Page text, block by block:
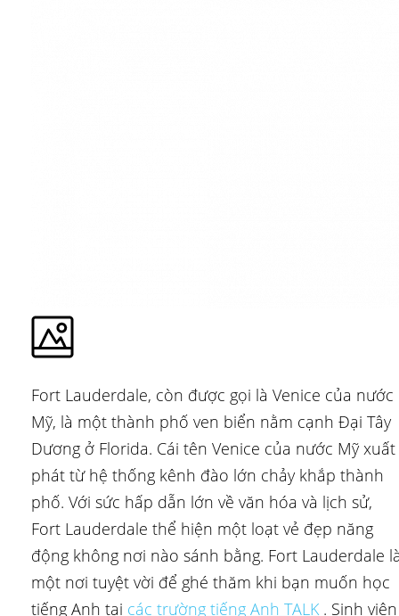
Fort Lauderdale, còn được gọi là Venice của nước
Mỹ, là một thành phố ven biển nằm cạnh Đại Tây
Dương ở Florida. Cái tên Venice của nước Mỹ xuất
phát từ hệ thống kênh đào lớn chảy khắp thành
phố. Với sức hấp dẫn lớn về văn hóa và lịch sử,
Fort Lauderdale thể hiện một loạt vẻ đẹp năng
động không nơi nào sánh bằng. Fort Lauderdale
một nơi tuyệt vời để ghé thăm khi bạn muốn học
tiếng Anh tại các trường tiếng Anh TALK. Sinh viên